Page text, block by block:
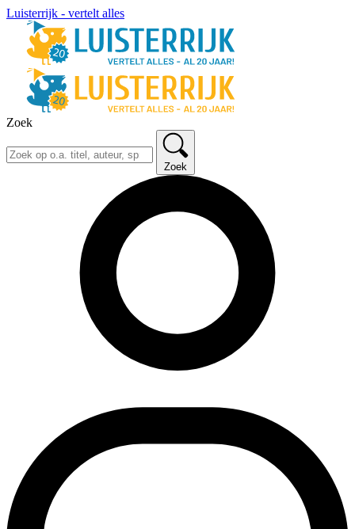
Luisterrijk - vertelt alles
Zoek
Zoek